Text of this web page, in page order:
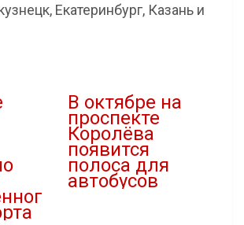
Екатеринбург, Казань и
В октябре на
проспекте
Королёва
появится
полоса для
автобусов